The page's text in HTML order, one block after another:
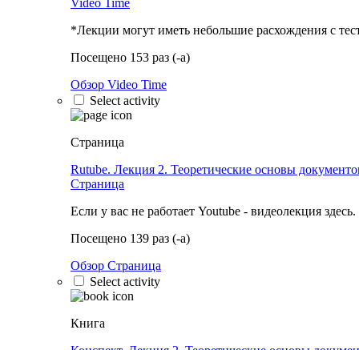
Video Time
*Лекции могут иметь небольшие расхождения с
Посещено 153 раз (-а)
Обзор Video Time
Select activity
Страница
Rutube. Лекция 2. Теоретические основы
Страница
Если у вас не работает Youtube - видеолекция здесь.
Посещено 139 раз (-а)
Обзор Страница
Select activity
Книга